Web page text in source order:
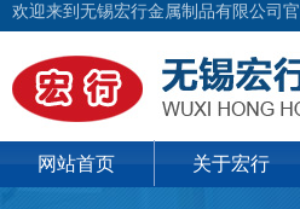
欢迎来到无锡宏行金属制品有限公司
网站首页 关于宏行